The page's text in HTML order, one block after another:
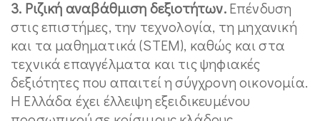
3. Ριζική αναβάθμιση δεξιοτήτων.Επένδυση
στις επιστήμες, την τεχνολογία, τη μηχανική
και τα μαθηματικά (STEM), καθώς και στα
τεχνικά επαγγέλματα και τις ψηφιακές
δεξιότητες που απαιτεί η σύγχρονη οικονομία.
Η Ελλάδα έχει έλλειψη εξειδικευμένου